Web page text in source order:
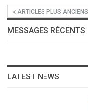
ARTICLES PLUS ANCIENS
MESSAGES RÉCENTS
LATEST NEWS